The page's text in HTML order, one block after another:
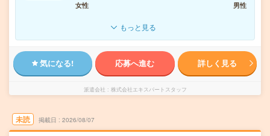
女性
男性
もっと見る
気になる! 応募へ進む 詳しく見る
派遣会社 株式会社エキスパートスタッフ
未読 掲載日 2026/08/07